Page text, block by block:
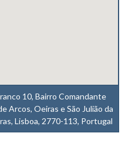
10, Bairro Comandante
Arcos, Oeiras e São Julião da
Lisboa, 2770-113, Portugal